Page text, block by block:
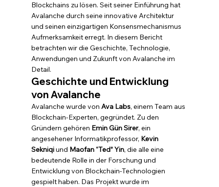
Blockchains zu lösen. Seit seiner Einführung hat
Avalanche durch seine innovative Architektur
und seinen einzigartigen Konsensmechanismus
Aufmerksamkeit erregt. In diesem Bericht
betrachten wir die Geschichte, Technologie,
Anwendungen und Zukunft von Avalanche im
Detail.
Geschichte und Entwicklung
von Avalanche
Avalanche wurde von Ava Labs, einem Team aus
Blockchain-Experten, gegründet. Zu den
Gründern gehören Emin Gün Sirer, ein
angesehener Informatikprofessor, Kevin
Sekniqi und Maofan “Ted” Yin, die alle eine
bedeutende Rolle in der Forschung und
Entwicklung von Blockchain-Technologien
gespielt haben. Das Projekt wurde im